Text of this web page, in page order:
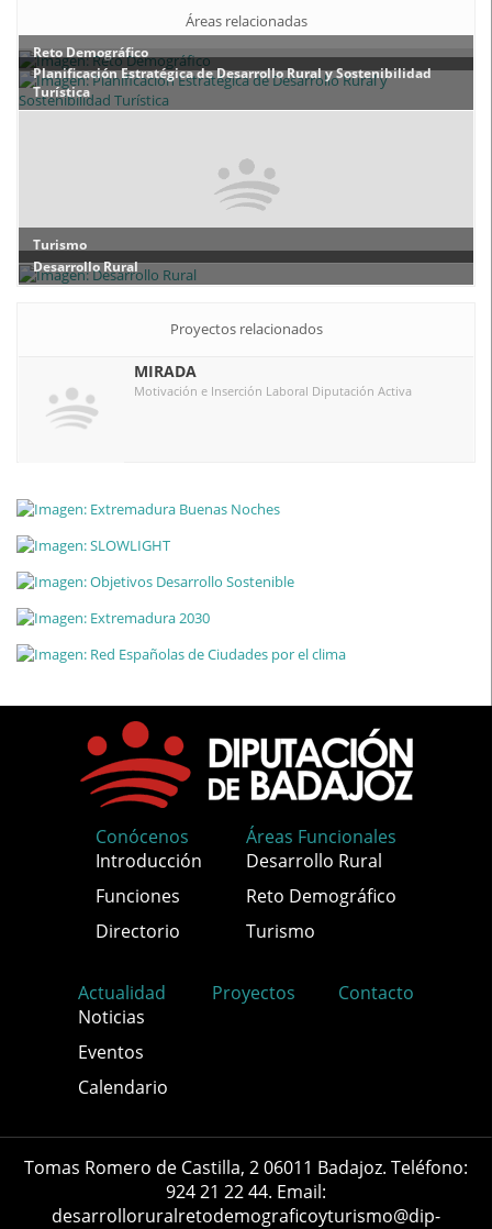
Áreas relacionadas
Reto Demográfico
Planificación Estratégica de Desarrollo Rural y Sostenibilidad
Turística
Turismo
Desarrollo Rural
Proyectos relacionados
MIRADA
Motivación e Inserción Laboral Diputación Activa
Conócenos
Introducción
Funciones
Directorio
Áreas Funcionales
Desarrollo Rural
Reto Demográfico
Turismo
Actualidad
Noticias
Eventos
Calendario
Proyectos Contacto
Tomas Romero de Castilla, 2 06011 Badajoz. Teléfono:
924 21 22 44. Email:
desarrolloruralretodemograficoyturismo@dip-